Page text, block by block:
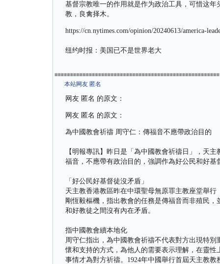
基督宗教唯一的作用就是作为政治工具，可惜这
教，良禽择木。
https://cn.nytimes.com/opinion/20240613/america-
纽约时报：美国已不是世界老大
本站网友 匿名
网友 匿名 的原文：
网友 匿名 的原文：
為中國教會祈禱 周守仁：傳福音不應帶政治目的
【明報專訊】昨日是「為中國教會祈禱日」，天
福音，不應帶有政治目的，強調作為好公民和好
「好公民好基督徒沒矛盾」
天主教香港教區昨在中環聖母無原罪主教座堂舉
剛恆毅樞機，指出教會的任務是傳福音而非殖民
和好教徒之間沒有內在矛盾。
指中國教會續本地化
周守仁指出，為中國教會祈禱不代表對方出現特
懷和支持的方式，為他人的需要表示理解，在靈
事情才為對方祈禱。1924年中國舉行首屆天主教